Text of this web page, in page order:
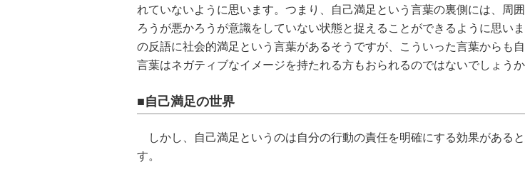
れていないように思います。つまり、自己満足という言葉の裏側には、周
ろうが悪かろうが意識をしていない状態と捉えることができるように思い
の反語に社会的満足という言葉があるそうですが、こういった言葉からも
言葉はネガティブなイメージを持たれる方もおられるのではないでしょうか
■自己満足の世界
しかし、自己満足というのは自分の行動の責任を明確にする効果があると
す。